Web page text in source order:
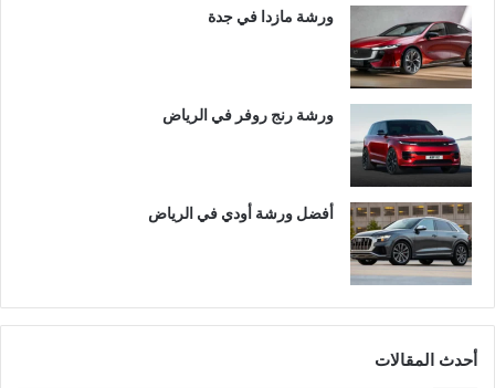
ورشة مازدا في جدة
ورشة رنج روفر في الرياض
أفضل ورشة أودي في الرياض
أحدث المقالات